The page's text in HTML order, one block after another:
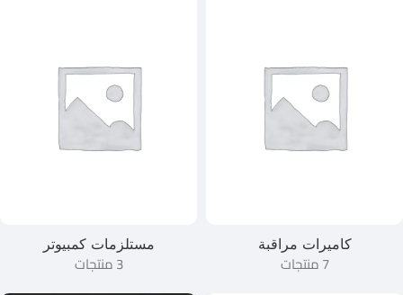
كاميرات مراقبة
7 منتجات
مستلزمات كمبيوتر
3 منتجات